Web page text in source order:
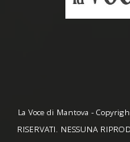
La Voce di Mantova -
RISERVATI. NESSUNA